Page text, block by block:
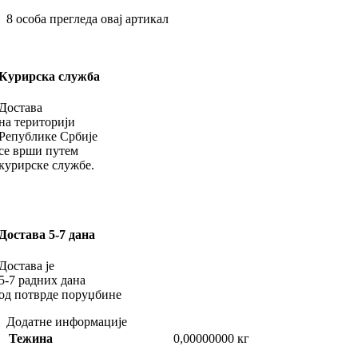
8 особа прегледа овај артикал
служба
територији
Србије
врши путем
службе.
5-7 дана
је
7 радних дана
потврде поруџбине
Додатне информације
Тежина
0,00000000 кг